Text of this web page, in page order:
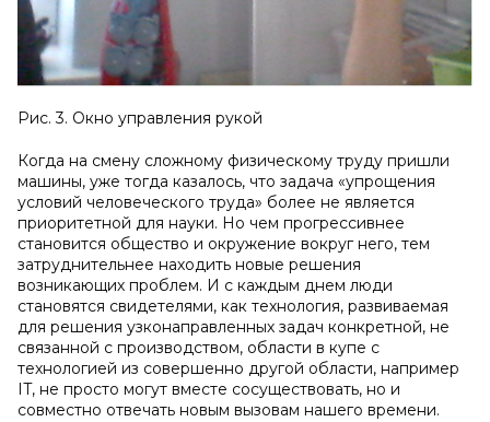
Рис. 3. Окно управления рукой
Когда на смену сложному физическому труду пришли
машины, уже тогда казалось, что задача «упрощения
условий человеческого труда» более не является
приоритетной для науки. Но чем прогрессивнее
становится общество и окружение вокруг него, тем
затруднительнее находить новые решения
возникающих проблем. И с каждым днем люди
становятся свидетелями, как технология, развиваемая
для решения узконаправленных задач конкретной, не
связанной с производством, области в купе с
технологией из совершенно другой области, например
IT, не просто могут вместе сосуществовать, но и
совместно отвечать новым вызовам нашего времени.